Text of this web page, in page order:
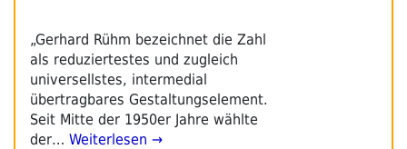
„Gerhard Rühm bezeichnet die Zahl
als reduziertestes und zugleich
universellstes, intermedial
übertragbares Gestaltungselement.
Seit Mitte der 1950er Jahre wählte
der… Weiterlesen →